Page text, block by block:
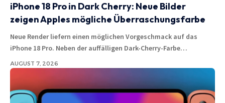
iPhone 18 Pro in Dark Cherry: Neue Bilder
zeigen Apples mögliche Überraschungsfarbe
Neue Render liefern einen möglichen Vorgeschmack auf das
iPhone 18 Pro. Neben der auffälligen Dark-Cherry-Farbe…
AUGUST 7, 2026